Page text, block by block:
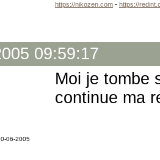
https://nikozen.com - https://
09:59:17
06-2005
Moi je tombe
continue ma